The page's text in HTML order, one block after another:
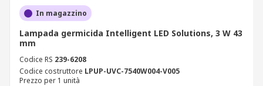
In magazzino
Lampada germicida Intelligent LED Solutions, 3 W 43
mm
Codice RS 239-6208
Codice costruttore LPUP-UVC-7540W004-V005
Prezzo per 1 unità